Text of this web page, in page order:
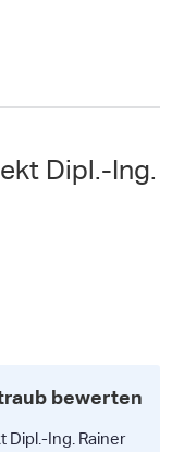
Dipl.-Ing.
bewerten
Dipl.-Ing. Rainer